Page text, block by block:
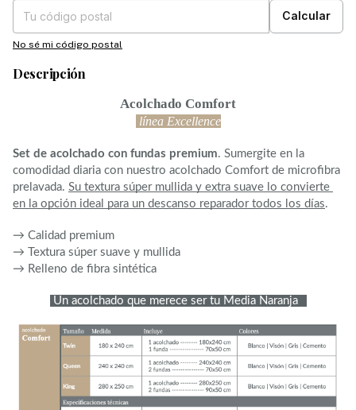
Calcular
No sé mi código postal
Descripción
Acolchado Comfort
línea Excellence
Set de acolchado con fundas premium. Sumergite en la
comodidad diaria con nuestro acolchado Comfort de microfibra
prelavada. Su textura súper mullida y extra suave lo convierte
en la opción ideal para un descanso reparador todos los días.
→ Calidad premium
→ Textura súper suave y mullida
→ Relleno de fibra sintética
Un acolchado que merece ser tu Media Naranja